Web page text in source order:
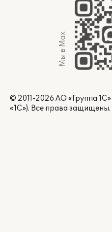
Мы в Max
© 2011-2026 АО «Группа
«1С»). Все права защищены.